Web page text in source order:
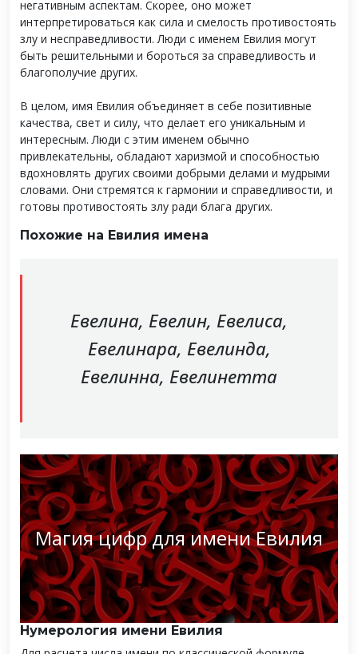
негативным аспектам. Скорее, оно может
интерпретироваться как сила и смелость противостоять
злу и несправедливости. Люди с именем Евилия могут
быть решительными и бороться за справедливость и
благополучие других.
В целом, имя Евилия объединяет в себе позитивные
качества, свет и силу, что делает его уникальным и
интересным. Люди с этим именем обычно
привлекательны, обладают харизмой и способностью
вдохновлять других своими добрыми делами и мудрыми
словами. Они стремятся к гармонии и справедливости, и
готовы противостоять злу ради блага других.
Похожие на Евилия имена
Евелина, Евелин, Евелиса,
Евелинара, Евелинда,
Евелинна, Евелинетта
Магия цифр для имени Евилия
Нумерология имени Евилия